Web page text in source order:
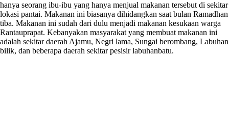
hanya seorang ibu-ibu yang hanya menjual makanan tersebut di sekitar
lokasi pantai. Makanan ini biasanya dihidangkan saat bulan Ramadhan
tiba. Makanan ini sudah dari dulu menjadi makanan kesukaan warga
Rantauprapat. Kebanyakan masyarakat yang membuat makanan ini
adalah sekitar daerah Ajamu, Negri lama, Sungai berombang, Labuhan
bilik, dan beberapa daerah sekitar pesisir labuhanbatu.